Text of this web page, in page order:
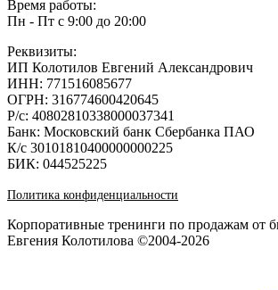
Время работы:
Пн - Пт с 9:00 до 20:00
Реквизиты:
ИП Колотилов Евгений Александрович
ИНН: 771516085677
ОГРН: 316774600420645
Р/с: 40802810338000037341
Банк: Московский банк Сбербанка ПАО
К/с 30101810400000000225
БИК: 044525225
Политика конфиденциальности
Корпоративные тренинги по продажам от
Евгения Колотилова ©2004-2026